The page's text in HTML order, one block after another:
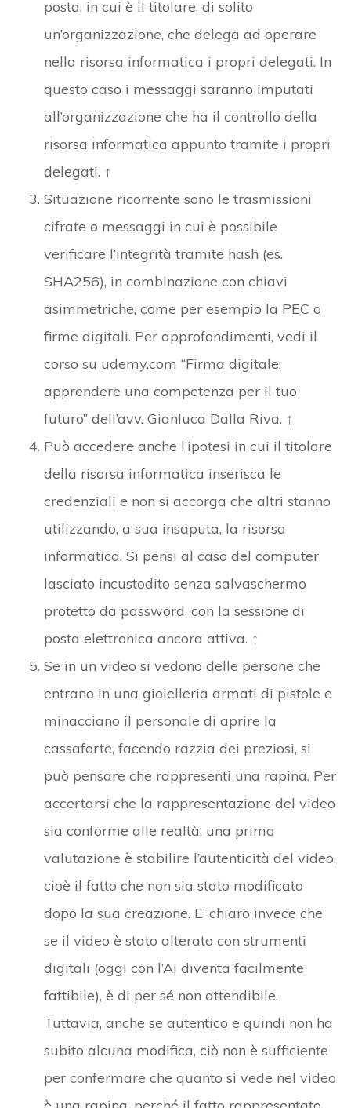
posta, in cui è il titolare, di solito
un’organizzazione, che delega ad operare
nella risorsa informatica i propri delegati. In
questo caso i messaggi saranno imputati
all’organizzazione che ha il controllo della
risorsa informatica appunto tramite i propri
delegati. ↑
Situazione ricorrente sono le trasmissioni
cifrate o messaggi in cui è possibile
verificare l’integrità tramite hash (es.
SHA256), in combinazione con chiavi
asimmetriche, come per esempio la PEC o
firme digitali. Per approfondimenti, vedi il
corso su udemy.com “Firma digitale:
apprendere una competenza per il tuo
futuro” dell’avv. Gianluca Dalla Riva. ↑
Può accedere anche l’ipotesi in cui il titolare
della risorsa informatica inserisca le
credenziali e non si accorga che altri stanno
utilizzando, a sua insaputa, la risorsa
informatica. Si pensi al caso del computer
lasciato incustodito senza salvaschermo
protetto da password, con la sessione di
posta elettronica ancora attiva. ↑
Se in un video si vedono delle persone che
entrano in una gioielleria armati di pistole e
minacciano il personale di aprire la
cassaforte, facendo razzia dei preziosi, si
può pensare che rappresenti una rapina. Per
accertarsi che la rappresentazione del video
sia conforme alle realtà, una prima
valutazione è stabilire l’autenticità del video,
cioè il fatto che non sia stato modificato
dopo la sua creazione. E’ chiaro invece che
se il video è stato alterato con strumenti
digitali (oggi con l’AI diventa facilmente
fattibile), è di per sé non attendibile.
Tuttavia, anche se autentico e quindi non ha
subito alcuna modifica, ciò non è sufficiente
per confermare che quanto si vede nel video